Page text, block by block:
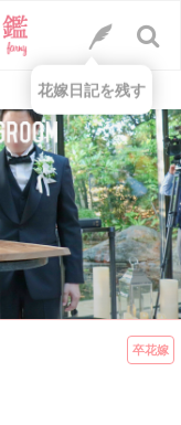
卒花嫁
花嫁日記を残す